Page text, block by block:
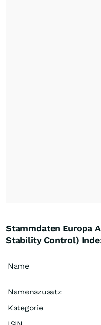
Stammdaten Europa
Stability Control)
Name
Namenszusatz
Kategorie